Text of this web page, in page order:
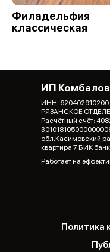
Филадельфия
классическая
ИП
ИНН:
РЯЗАНСКОЕ
Расчётный счёт:
обл.Касимовский
квартира 7 БИК
Работает на
Политика